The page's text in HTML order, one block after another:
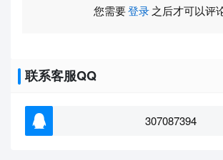
您需要登录之后才可以评
联系客服QQ
307087394